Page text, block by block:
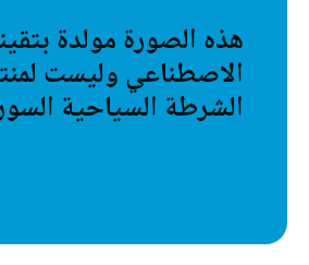
هذه الصورة مولدة
الاصطناعي وليست
الشرطة السياحية